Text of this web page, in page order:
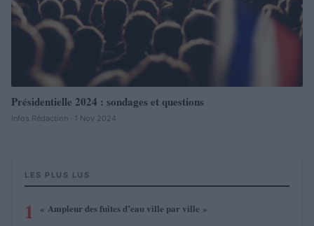
Présidentielle 2024 : sondages et questions
Infos Rédaction · 1 Nov 2024
LES PLUS LUS
1 « Ampleur des fuites d’eau ville par ville »